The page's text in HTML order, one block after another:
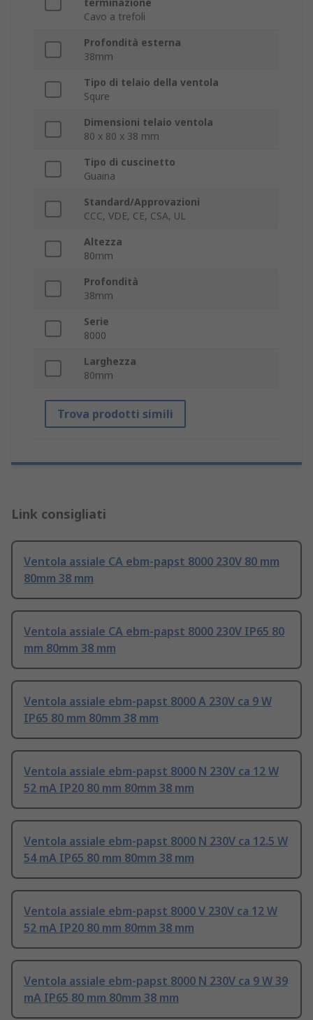
terminazione
Cavo a trefoli
Profondità esterna
38mm
Tipo di telaio della ventola
Squre
Dimensioni telaio ventola
80 x 80 x 38 mm
Tipo di cuscinetto
Guaina
Standard/Approvazioni
CCC, VDE, CE, CSA, UL
Altezza
80mm
Profondità
38mm
Serie
8000
Larghezza
80mm
Trova prodotti simili
Link consigliati
Ventola assiale CA ebm-papst 8000 230V 80 mm
80mm 38 mm
Ventola assiale CA ebm-papst 8000 230V IP65 80
mm 80mm 38 mm
Ventola assiale ebm-papst 8000 A 230V ca 9 W
IP65 80 mm 80mm 38 mm
Ventola assiale ebm-papst 8000 N 230V ca 12 W
52 mA IP20 80 mm 80mm 38 mm
Ventola assiale ebm-papst 8000 N 230V ca 12.5 W
54 mA IP65 80 mm 80mm 38 mm
Ventola assiale ebm-papst 8000 V 230V ca 12 W
52 mA IP20 80 mm 80mm 38 mm
Ventola assiale ebm-papst 8000 N 230V ca 9 W 39
mA IP65 80 mm 80mm 38 mm